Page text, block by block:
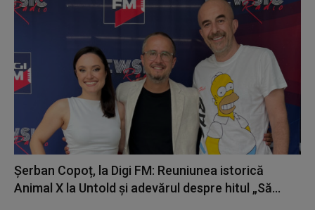
Șerban Copoț, la Digi FM: Reuniunea istorică
Animal X la Untold și adevărul despre hitul „Să...